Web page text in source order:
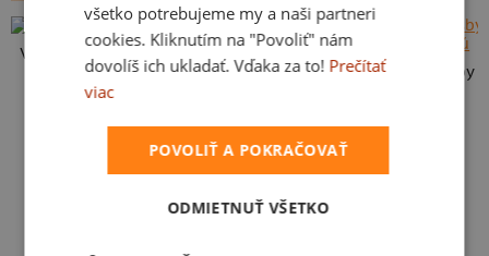
Vlastná potlač
Karikatúra z vlastnej fotky
všetko potrebujeme my a naši partneri
cookies. Kliknutím na "Povoliť" nám
dovolíš ich ukladať. Vďaka za to! Prečítať
viac
POVOLIŤ A POKRAČOVAŤ
ODMIETNUŤ VŠETKO